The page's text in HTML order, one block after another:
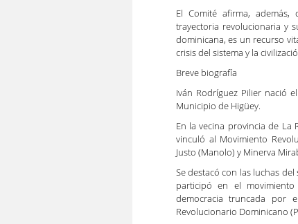
El Comité afirma,
trayectoria revolucionaria y
dominicana, es un recurso
crisis del sistema y la
Breve biografía
Iván Rodríguez Pilier nació
Municipio de Higüey.
En la vecina provincia de La
vinculó al Movimiento
Justo (Manolo) y Minerva
Se destacó con las luchas
participó en el
democracia truncada por
Revolucionario Dominicano